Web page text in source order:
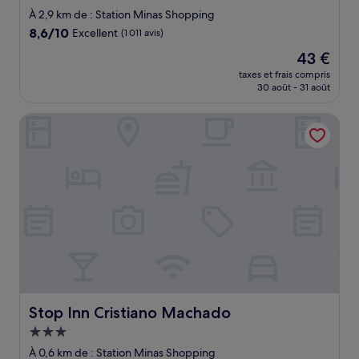
3.5 étoiles
À 2,9 km de : Station Minas Shopping
8.6
8,6/10 Excellent (1 011 avis)
Le
nouveau
prix
de
43 €
43 €
taxes et frais compris
30 août - 31 août
Stop Inn Cristiano Machado
Stop Inn Cristiano Machado
Hébergement
3.0 étoiles
À 0,6 km de : Station Minas Shopping